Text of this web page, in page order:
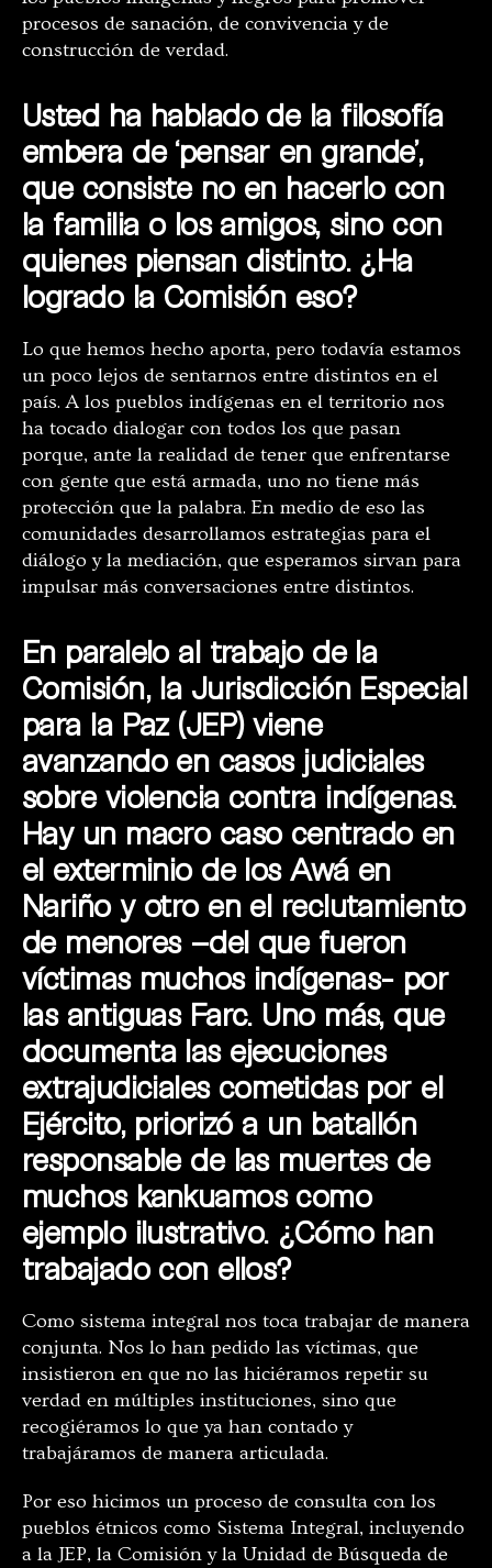
procesos de sanación, de convivencia y de
construcción de verdad.
Usted ha hablado de la filosofía
embera de ‘pensar en grande’,
que consiste no en hacerlo con
la familia o los amigos, sino con
quienes piensan distinto. ¿Ha
logrado la Comisión eso?
Lo que hemos hecho aporta, pero todavía estamos
un poco lejos de sentarnos entre distintos en el
país. A los pueblos indígenas en el territorio nos
ha tocado dialogar con todos los que pasan
porque, ante la realidad de tener que enfrentarse
con gente que está armada, uno no tiene más
protección que la palabra. En medio de eso las
comunidades desarrollamos estrategias para el
diálogo y la mediación, que esperamos sirvan para
impulsar más conversaciones entre distintos.
En paralelo al trabajo de la
Comisión, la Jurisdicción Especial
para la Paz (JEP) viene
avanzando en casos judiciales
sobre violencia contra indígenas.
Hay un macro caso centrado en
el exterminio de los Awá en
Nariño y otro en el reclutamiento
de menores –del que fueron
víctimas muchos indígenas- por
las antiguas Farc. Uno más, que
documenta las ejecuciones
extrajudiciales cometidas por el
Ejército, priorizó a un batallón
responsable de las muertes de
muchos kankuamos como
ejemplo ilustrativo. ¿Cómo han
trabajado con ellos?
Como sistema integral nos toca trabajar de manera
conjunta. Nos lo han pedido las víctimas, que
insistieron en que no las hiciéramos repetir su
verdad en múltiples instituciones, sino que
recogiéramos lo que ya han contado y
trabajáramos de manera articulada.
Por eso hicimos un proceso de consulta con los
pueblos étnicos como Sistema Integral, incluyendo
a la JEP, la Comisión y la Unidad de Búsqueda de